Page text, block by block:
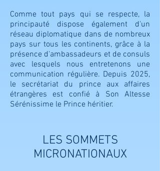
Comme tout pays qui se respecte, la
principauté dispose également d'un
réseau diplomatique dans de nombreux
pays sur tous les continents, grâce à la
présence d'ambassadeurs et de consuls
avec lesquels nous entretenons une
communication régulière. Depuis 2025,
le secrétariat du prince aux affaires
étrangères est confié à Son Altesse
Sérénissime le Prince héritier.
LES SOMMETS
MICRONATIONAUX